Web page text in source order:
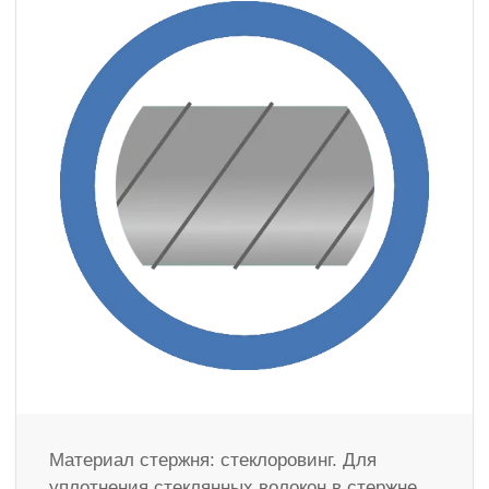
Материал стержня: стеклоровинг. Для